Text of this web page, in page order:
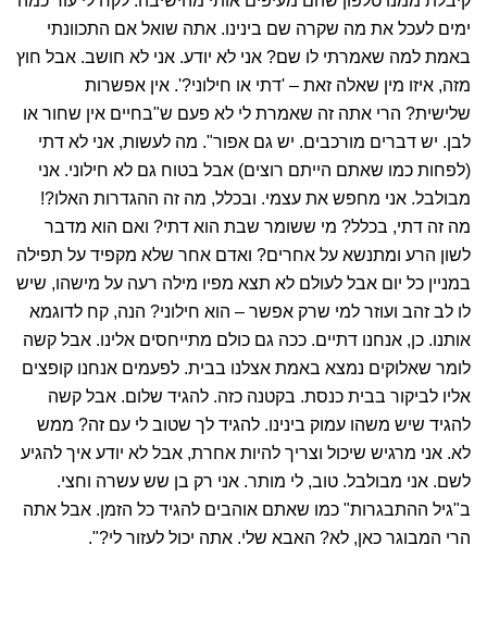
ימים לעכל את מה שקרה שם בינינו. אתה שואל אם התכוונתי
באמת למה שאמרתי לו שם? אני לא יודע. אני לא חושב. אבל חוץ
מזה, איזו מין שאלה זאת – 'דתי או חילוני?'. אין אפשרות
שלישית? הרי אתה זה שאמרת לי לא פעם ש"בחיים אין שחור או
לבן. יש דברים מורכבים. יש גם אפור". מה לעשות, אני לא דתי
(לפחות כמו שאתם הייתם רוצים) אבל בטוח גם לא חילוני. אני
מבולבל. אני מחפש את עצמי. ובכלל, מה זה ההגדרות האלו?!
מה זה דתי, בכלל? מי ששומר שבת הוא דתי? ואם הוא מדבר
לשון הרע ומתנשא על אחרים? ואדם אחר שלא מקפיד על תפילה
במניין כל יום אבל לעולם לא תצא מפיו מילה רעה על מישהו, שיש
לו לב זהב ועוזר למי שרק אפשר – הוא חילוני? הנה, קח לדוגמא
אותנו. כן, אנחנו דתיים. ככה גם כולם מתייחסים אלינו. אבל קשה
לומר שאלוקים נמצא באמת אצלנו בבית. לפעמים אנחנו קופצים
אליו לביקור בבית כנסת. בקטנה כזה. להגיד שלום. אבל קשה
להגיד שיש משהו עמוק בינינו. להגיד לך שטוב לי עם זה? ממש
לא. אני מרגיש שיכול וצריך להיות אחרת, אבל לא יודע איך להגיע
לשם. אני מבולבל. טוב, לי מותר. אני רק בן שש עשרה וחצי.
ב"גיל ההתבגרות" כמו שאתם אוהבים להגיד כל הזמן. אבל אתה
הרי המבוגר כאן, לא? האבא שלי. אתה יכול לעזור לי?".